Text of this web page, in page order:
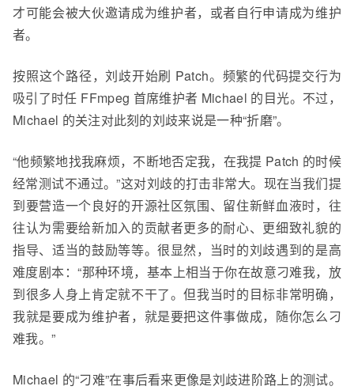
才可能会被大伙邀请成为维护者，或者自行申请成为维护
者。
按照这个路径，刘歧开始刷 Patch。频繁的代码提交行为
吸引了时任 FFmpeg 首席维护者 Michael 的目光。不过，
Michael 的关注对此刻的刘歧来说是一种“折磨”。
“他频繁地找我麻烦，不断地否定我，在我提 Patch 的时候
经常测试不通过。”这对刘歧的打击非常大。现在当我们提
到要营造一个良好的开源社区氛围、留住新鲜血液时，往
往认为需要给新加入的贡献者更多的耐心、更细致礼貌的
指导、适当的鼓励等等。很显然，当时的刘歧遇到的是高
难度剧本：“那种环境，基本上相当于你在故意刁难我，放
到很多人身上肯定就不干了。但我当时的目标非常明确，
我就是要成为维护者，就是要把这件事做成，随你怎么刁
难我。”
Michael 的“刁难”在事后看来更像是刘歧进阶路上的测试。